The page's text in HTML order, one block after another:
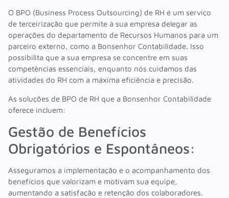
O BPO (Business Process Outsourcing) de RH é um serviço
de terceirização que permite à sua empresa delegar as
operações do departamento de Recursos Humanos para um
parceiro externo, como a Bonsenhor Contabilidade. Isso
possibilita que a sua empresa se concentre em suas
competências essenciais, enquanto nós cuidamos das
atividades do RH com a máxima eficiência e precisão.
As soluções de BPO de RH que a Bonsenhor Contabilidade
oferece incluem:
Gestão de Benefícios
Obrigatórios e Espontâneos:
Asseguramos a implementação e o acompanhamento dos
benefícios que valorizam e motivam sua equipe,
aumentando a satisfação e retenção dos colaboradores.